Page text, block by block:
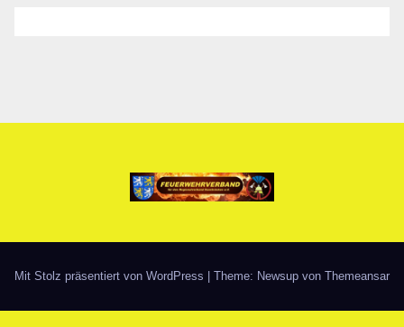
Mit Stolz präsentiert von WordPress | Theme: Newsup von Themeansar